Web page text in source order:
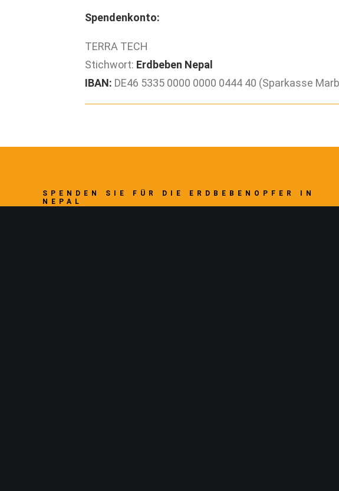
Spendenkonto:
TERRA TECH
Stichwort: Erdbeben Nepal
IBAN: DE46 5335 0000 0000 0444 40 (Sparkasse
SPENDEN SIE FÜR DIE ERDBEBENOPFER IN
NEPAL